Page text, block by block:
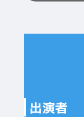
出演者